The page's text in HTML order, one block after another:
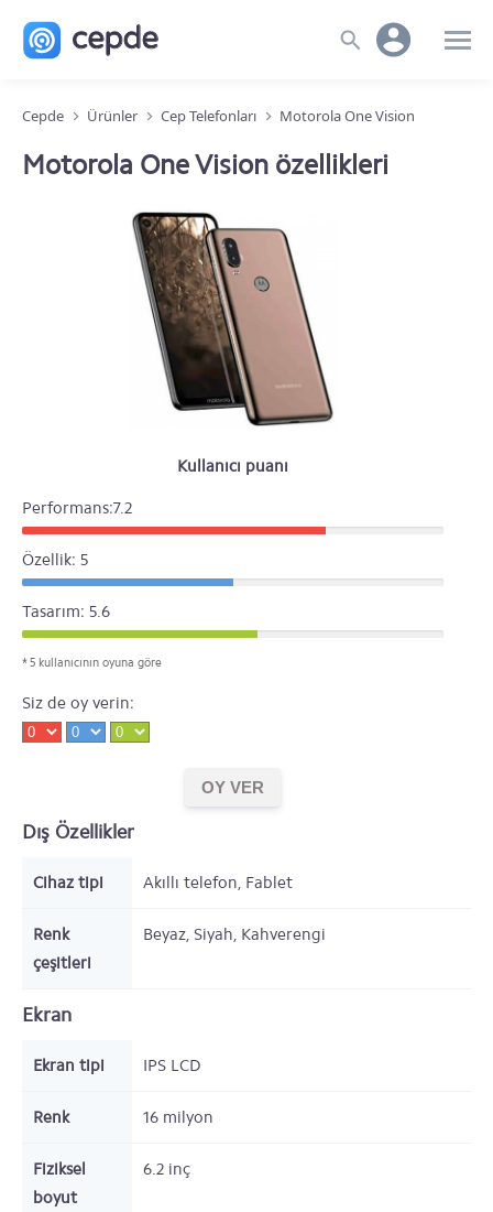
Cepde Ürünler Cep Telefonları Motorola One Vision
Motorola One Vision özellikleri
Kullanıcı puanı
Performans:7.2
Özellik: 5
Tasarım: 5.6
* 5 kullanıcının oyuna göre
Siz de oy verin:
Dış Özellikler
Cihaz tipi Akıllı telefon, Fablet
Renk
çeşitleri
Beyaz, Siyah, Kahverengi
Ekran
Ekran tipi IPS LCD
Renk 16 milyon
Fiziksel
boyut
6.2 inç